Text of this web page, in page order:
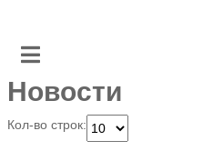
Новости
Кол-во строк: